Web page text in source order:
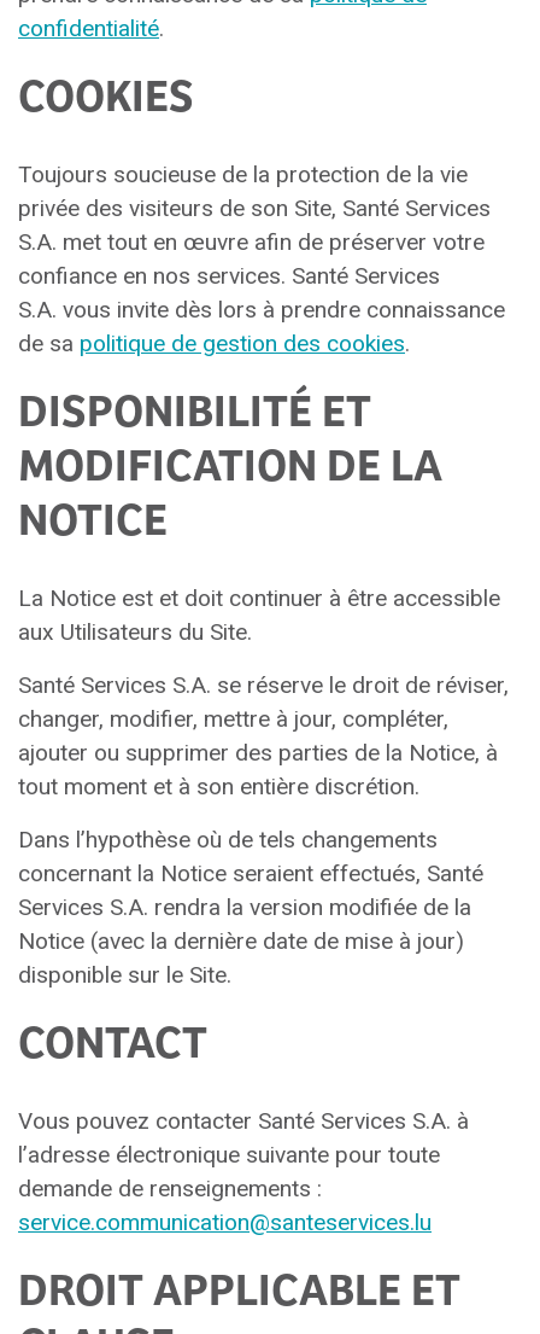
confidentialité.
COOKIES
Toujours soucieuse de la protection de la vie
privée des visiteurs de son Site, Santé Services
S.A. met tout en œuvre afin de préserver votre
confiance en nos services. Santé Services
S.A. vous invite dès lors à prendre connaissance
de sa politique de gestion des cookies.
DISPONIBILITÉ ET
MODIFICATION DE LA
NOTICE
La Notice est et doit continuer à être accessible
aux Utilisateurs du Site.
Santé Services S.A. se réserve le droit de réviser,
changer, modifier, mettre à jour, compléter,
ajouter ou supprimer des parties de la Notice, à
tout moment et à son entière discrétion.
Dans l’hypothèse où de tels changements
concernant la Notice seraient effectués, Santé
Services S.A. rendra la version modifiée de la
Notice (avec la dernière date de mise à jour)
disponible sur le Site.
CONTACT
Vous pouvez contacter Santé Services S.A. à
l’adresse électronique suivante pour toute
demande de renseignements :
service.communication@santeservices.lu
DROIT APPLICABLE ET